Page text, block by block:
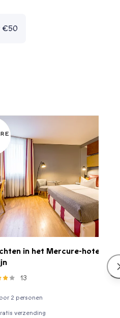
€50
in het Mercure-hotel in
13
2 personen
verzending